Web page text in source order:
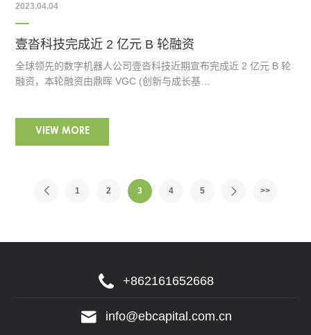
2023.04.04
壹沓科技完成近 2 亿元 B 轮融资
全球领先的数字机器人公司壹沓科技近期宣布完成近 2 亿元 B 轮
融资，本轮融资由鼎晖 VGC (创新与成长基…
VIEW MORE
1 2 3 4 5 >>
+862161652668
info@ebcapital.com.cn